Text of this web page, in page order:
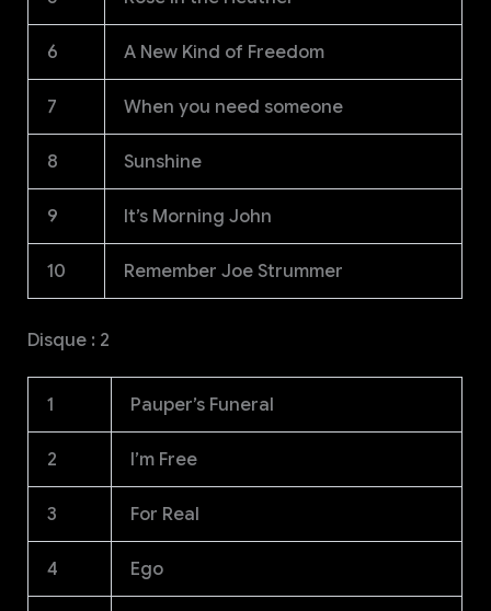
6 A New Kind of Freedom
7 When you need someone
8 Sunshine
9 It’s Morning John
10 Remember Joe Strummer
Disque : 2
1 Pauper’s Funeral
2 I’m Free
3 For Real
4 Ego